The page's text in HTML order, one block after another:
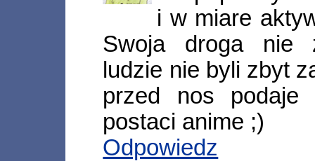
i w miare
Swoja droga nie
ludzie nie byli zbyt
przed nos
postaci anime ;)
Odpowiedz